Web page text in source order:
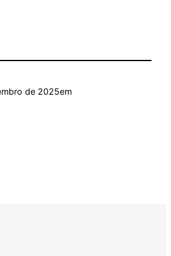
de 2025em